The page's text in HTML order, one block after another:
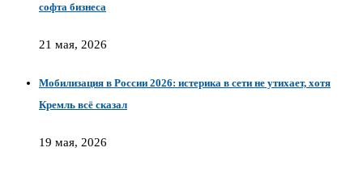
софта бизнеса
21 мая, 2026
Мобилизация в России 2026: истерика в сети не утихает, хотя
Кремль всё сказал
19 мая, 2026